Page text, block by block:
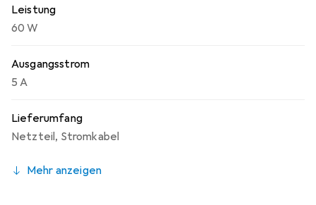
Leistung
60 W
Ausgangsstrom
5 A
Lieferumfang
Netzteil, Stromkabel
Mehr anzeigen